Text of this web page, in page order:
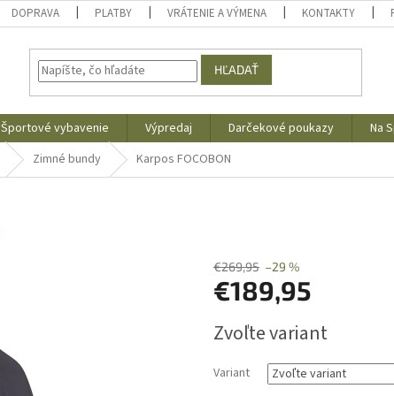
DOPRAVA PLATBY VRÁTENIE A VÝMENA KONTAKTY
HĽADAŤ
Športové vybavenie Výpredaj Darčekové poukazy Na
Zimné bundy Karpos FOCOBON
€269,95 –29 %
€189,95
cena:
Zvoľte variant
Variant